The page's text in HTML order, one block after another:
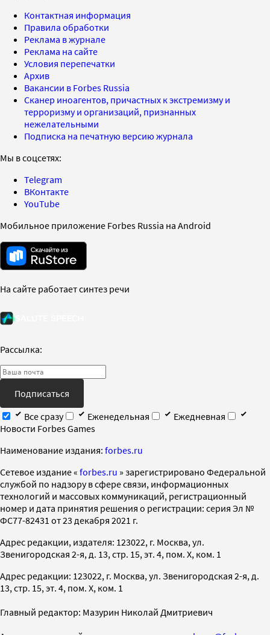
Контактная информация
Правила обработки
Реклама в журнале
Реклама на сайте
Условия перепечатки
Архив
Вакансии в Forbes Russia
Сканер иноагентов, причастных к экстремизму и
терроризму и организаций, признанных
нежелательными
Подписка на печатную версию журнала
Мы в соцсетях:
Telegram
ВКонтакте
YouTube
Мобильное приложение Forbes Russia на Android
На сайте работает синтез речи
Рассылка:
Подписаться
Все сразу
Еженедельная
Ежедневная
Новости Forbes Games
Наименование издания: forbes.ru
Cетевое издание « forbes.ru » зарегистрировано Федеральной
службой по надзору в сфере связи, информационных
технологий и массовых коммуникаций, регистрационный
номер и дата принятия решения о регистрации: серия Эл №
ФС77-82431 от 23 декабря 2021 г.
Адрес редакции, издателя: 123022, г. Москва, ул.
Звенигородская 2-я, д. 13, стр. 15, эт. 4, пом. X, ком. 1
Адрес редакции: 123022, г. Москва, ул. Звенигородская 2-я, д.
13, стр. 15, эт. 4, пом. X, ком. 1
Главный редактор: Мазурин Николай Дмитриевич